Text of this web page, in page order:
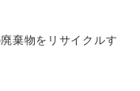
棄物をリサイクルす